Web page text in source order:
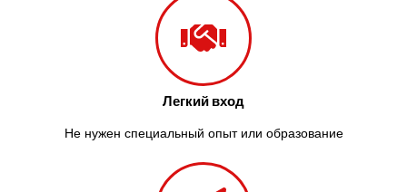
Легкий вход
Не нужен специальный опыт или образование